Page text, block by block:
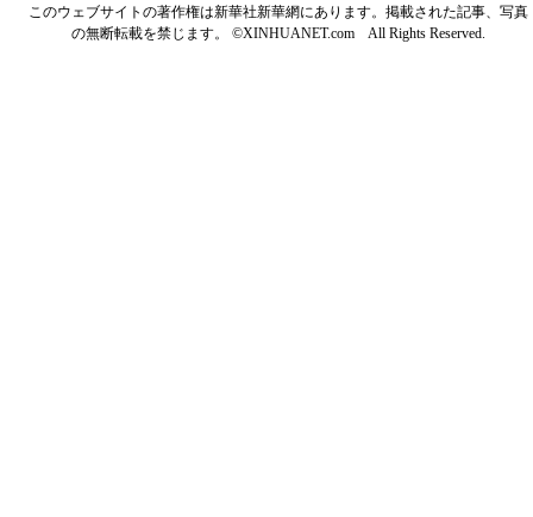
このウェブサイトの著作権は新華社新華網にあります。掲載された記事、写真
の無断転載を禁じます。 ©XINHUANET.com All Rights Reserved.